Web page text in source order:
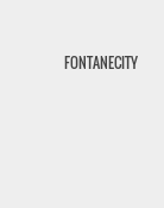
FONTANECITY